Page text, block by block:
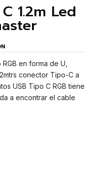
1.2m Led
en forma de U,
conector Tipo-C a
USB Tipo C RGB tiene
a encontrar el cable